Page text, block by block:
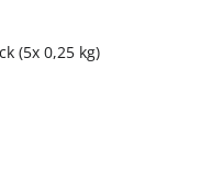
(5x 0,25 kg)